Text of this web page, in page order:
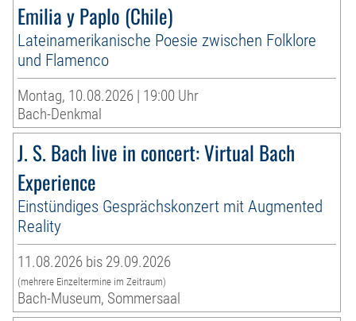
Emilia y Paplo (Chile)
Lateinamerikanische Poesie zwischen Folklore
und Flamenco
Montag, 10.08.2026 | 19:00 Uhr
Bach-Denkmal
J. S. Bach live in concert: Virtual Bach
Experience
Einstündiges Gesprächskonzert mit Augmented
Reality
11.08.2026 bis 29.09.2026
(mehrere Einzeltermine im Zeitraum)
Bach-Museum, Sommersaal